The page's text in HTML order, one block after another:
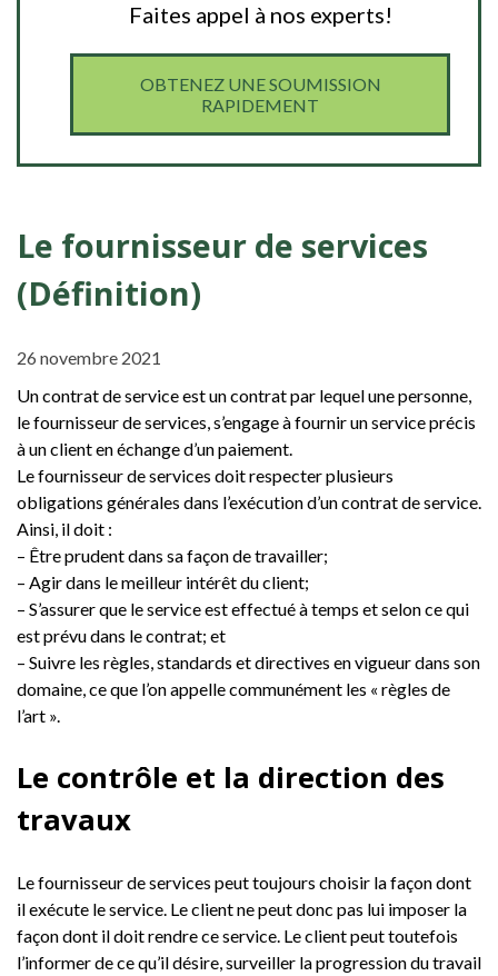
Faites appel à nos experts!
OBTENEZ UNE SOUMISSION
RAPIDEMENT
Le fournisseur de services
(Définition)
26 novembre 2021
Un contrat de service est un contrat par lequel une personne,
le fournisseur de services, s’engage à fournir un service précis
à un client en échange d’un paiement.
Le fournisseur de services doit respecter plusieurs
obligations générales dans l’exécution d’un contrat de service.
Ainsi, il doit :
– Être prudent dans sa façon de travailler;
– Agir dans le meilleur intérêt du client;
– S’assurer que le service est effectué à temps et selon ce qui
est prévu dans le contrat; et
– Suivre les règles, standards et directives en vigueur dans son
domaine, ce que l’on appelle communément les « règles de
l’art ».
Le contrôle et la direction des
travaux
Le fournisseur de services peut toujours choisir la façon dont
il exécute le service. Le client ne peut donc pas lui imposer la
façon dont il doit rendre ce service. Le client peut toutefois
l’informer de ce qu’il désire, surveiller la progression du travail